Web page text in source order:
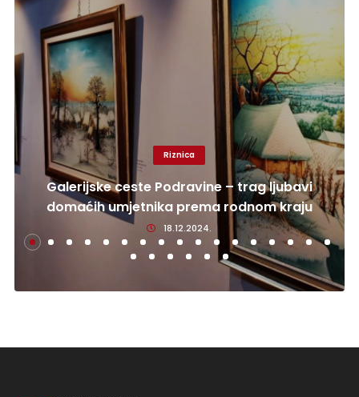
Riznica
Galerijske ceste Podravine – trag ljubavi
domaćih umjetnika prema rodnom kraju
18.12.2024.